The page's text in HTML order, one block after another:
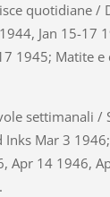
quotidiane /
Jan 15-17
1945; Matite
settimanali /
Inks Mar 3
Apr 14 1946,